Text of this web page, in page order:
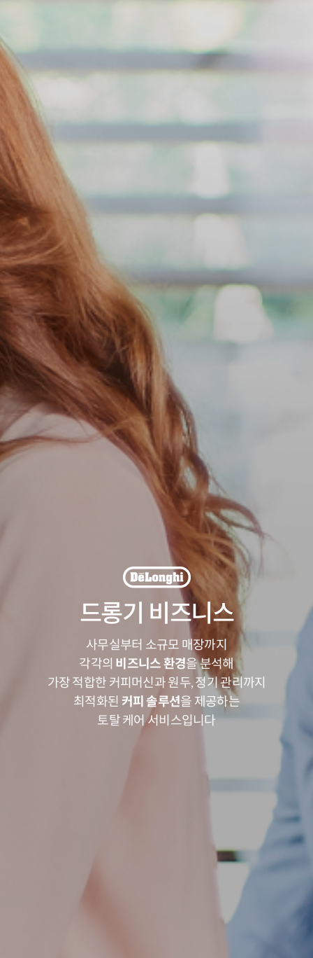
드롱기 비즈니스
사무실부터 소규모 매장까지
각각의 비즈니스 환경을 분석해
가장 적합한 커피머신과 원두, 정기 관리까지
최적화된 커피 솔루션을 제공하는
토탈 케어 서비스입니다